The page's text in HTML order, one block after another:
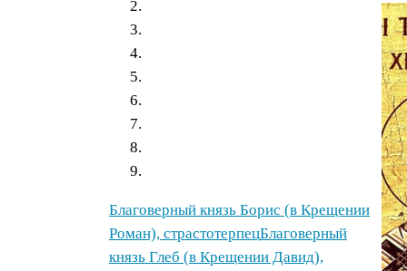
Благоверный князь Борис (в Крещении
Роман), страстотерпецБлаговерный
князь Глеб (в Крещении Давид),